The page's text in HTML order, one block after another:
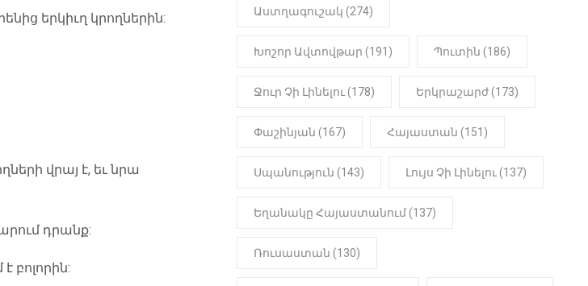
երկիւղ կրողներին:
վրայ է, եւ նրա
դրանք:
բոլորին:
կսահմանվի․ Հայտնի է՝ ովքեր են
Ինչու է Վիվիեն Բաստաջյանը
նկարահանումների ընթացքում
մանրամասներ (Տեսանյութ)
Աստղագուշակ (274)
Խոշոր Ավտովթար (191) Պուտին (186)
Ջուր Չի Լինելու (178) Երկրաշարժ (173)
Փաշինյան (167) Հայաստան (151)
Սպանություն (143) Լույս Չի Լինելու (137)
Եղանակը Հայաստանում (137)
Ռուսաստան (130)